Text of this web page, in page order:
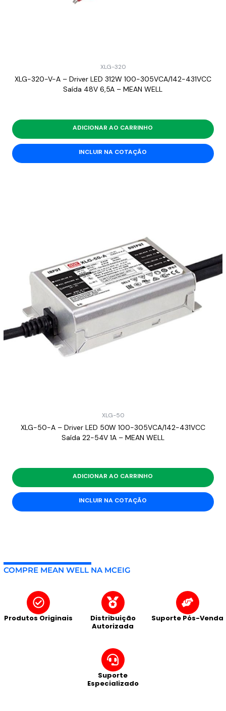
XLG-320
XLG-320-V-A – Driver LED 312W 100-305VCA/142-431VCC
Saída 48V 6,5A – MEAN WELL
ADICIONAR AO CARRINHO
INCLUIR NA COTAÇÃO
XLG-50
XLG-50-A – Driver LED 50W 100-305VCA/142-431VCC
Saída 22-54V 1A – MEAN WELL
ADICIONAR AO CARRINHO
INCLUIR NA COTAÇÃO
COMPRE MEAN WELL NA MCEIG
Produtos Originais
Distribuição
Autorizada
Suporte Pós-Venda
Suporte
Especializado